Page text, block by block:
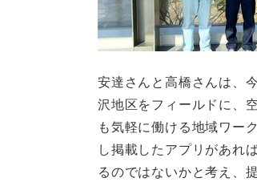
安達さんと高橋さんは、
沢地区をフィールドに、
も気軽に働ける地域ワー
し掲載したアプリがあれ
るのではないかと考え、